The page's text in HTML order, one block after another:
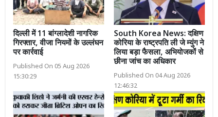
दिल्ली में 11 बांग्लादेशी नागरिक
गिरफ्तार, वीजा नियमों के उल्लंघन
पर कार्रवाई
Published On 05 Aug 2026
15:30:29
South Korea News: दक्षिण
कोरिया के राष्ट्रपति ली जे म्युंग ने
लिया बड़ा फैसला, अभियोजकों से
छीना जांच का अधिकार
Published On 04 Aug 2026
12:46:32